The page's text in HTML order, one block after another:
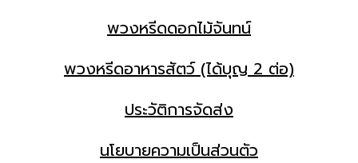
พวงหรีดดอกไม้จันทน์
พวงหรีดอาหารสัตว์ (ได้บุญ 2 ต่อ)
ประวัติการจัดส่ง
นโยบายความเป็นส่วนตัว